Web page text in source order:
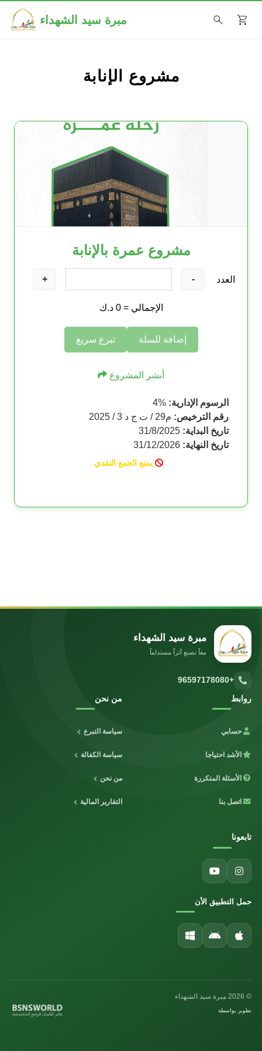
مبرة سيد الشهداء
مشروع الإنابة
مشروع عمرة بالإنابة
العدد -
+
الإجمالي =0 د.ك
إضافة للسلة تبرع سريع
أنشر المشروع
الرسوم الإدارية: %
4
رقم الترخيص: م29 / ت ج د 3 / 2025
تاريخ البداية: 31/8/2025
تاريخ النهاية: 31/12/2026
يمنع الجمع النقدي
مبرة سيد الشهداء
معاً نصنع أثراً مستداماً
+96597178080
روابط
حسابي
الأشد احتياجا
الأسئلة المتكررة
اتصل بنا
من نحن
سياسة التبرع
سياسة الكفالة
من نحن
التقارير المالية
تابعونا
حمل التطبيق الأن
© 2026 مبرة سيد الشهداء
تطوير بواسطة